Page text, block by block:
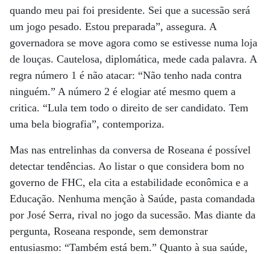
quando meu pai foi presidente. Sei que a sucessão será
um jogo pesado. Estou preparada”, assegura. A
governadora se move agora como se estivesse numa loja
de louças. Cautelosa, diplomática, mede cada palavra. A
regra número 1 é não atacar: “Não tenho nada contra
ninguém.” A número 2 é elogiar até mesmo quem a
critica. “Lula tem todo o direito de ser candidato. Tem
uma bela biografia”, contemporiza.
Mas nas entrelinhas da conversa de Roseana é possível
detectar tendências. Ao listar o que considera bom no
governo de FHC, ela cita a estabilidade econômica e a
Educação. Nenhuma menção à Saúde, pasta comandada
por José Serra, rival no jogo da sucessão. Mas diante da
pergunta, Roseana responde, sem demonstrar
entusiasmo: “Também está bem.” Quanto à sua saúde,